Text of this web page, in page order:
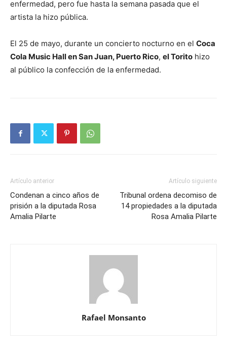
enfermedad, pero fue hasta la semana pasada que el
artista la hizo pública.
El 25 de mayo, durante un concierto nocturno en el Coca
Cola Music Hall en San Juan, Puerto Rico, el Torito hizo
al público la confección de la enfermedad.
Artículo anterior
Condenan a cinco años de
prisión a la diputada Rosa
Amalia Pilarte
Artículo siguiente
Tribunal ordena decomiso de
14 propiedades a la diputada
Rosa Amalia Pilarte
Rafael Monsanto